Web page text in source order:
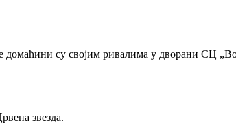
домаћини су својим ривалима у дворани СЦ
звезда.